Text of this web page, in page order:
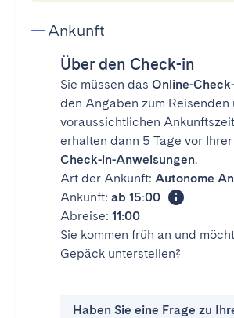
Ankunft
Über den Check-in
Sie müssen das Online-
den Angaben zum Reisenden
voraussichtlichen
erhalten dann 5 Tage vor
Check-in-Anweisungen.
Art der Ankunft: Autonome
Ankunft: ab 15:00
Abreise: 11:00
Sie kommen früh an und
Gepäck unterstellen?
Haben Sie eine Frage zu